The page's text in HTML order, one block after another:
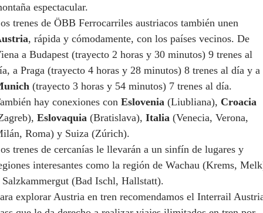
espectacular.
trenes de ÖBB Ferrocarriles austriacos también unen
, rápida y cómodamente, con los países vecinos. De
a Budapest (trayecto 2 horas y 30 minutos) 9 trenes al
a Praga (trayecto 4 horas y 28 minutos) 8 trenes al día y a
(trayecto 3 horas y 54 minutos) 7 trenes al día.
hay conexiones con Eslovenia (Liubliana), Croacia
Eslovaquia (Bratislava), Italia (Venecia, Verona,
Roma) y Suiza (Zúrich).
trenes de cercanías le llevarán a un sinfín de lugares y
interesantes como la región de Wachau (Krems,
Salzkammergut (Bad Ischl, Hallstatt).
explorar Austria en tren recomendamos el Interrail